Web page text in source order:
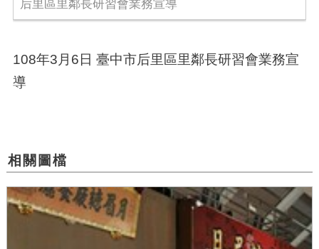
后里區里鄰長研習會業務宣導
108年3月6日 臺中市后里區里鄰長研習會業務宣
導
相關圖檔